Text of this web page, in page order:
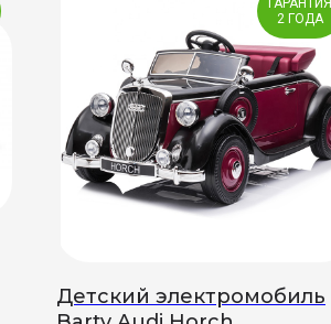
ГАРАНТИЯ
2 ГОДА
Детский электромобиль